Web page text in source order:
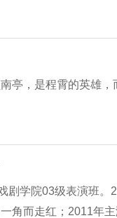
亭，是程霄的英雄，
剧学院03级表演班。
角而走红；2011年